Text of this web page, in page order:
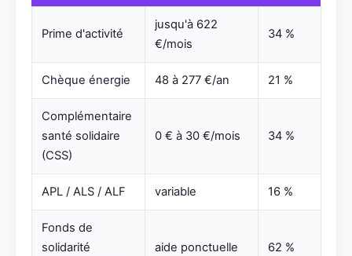
Prime d'activité
jusqu'à 622
€/mois
34 %
Chèque énergie 48 à 277 €/an 21 %
Complémentaire
santé solidaire
(CSS)
0 € à 30 €/mois 34 %
APL / ALS / ALF variable 16 %
Fonds de
solidarité
aide ponctuelle 62 %